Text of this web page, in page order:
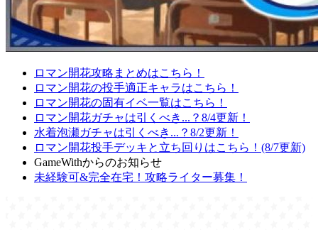
ロマン開花攻略まとめはこちら！
ロマン開花の投手適正キャラはこちら！
ロマン開花の固有イベ一覧はこちら！
ロマン開花ガチャは引くべき...？8/4更新！
水着泡瀬ガチャは引くべき...？8/2更新！
ロマン開花投手デッキと立ち回りはこちら！(8/7更新)
GameWithからのお知らせ
未経験可&完全在宅！攻略ライター募集！